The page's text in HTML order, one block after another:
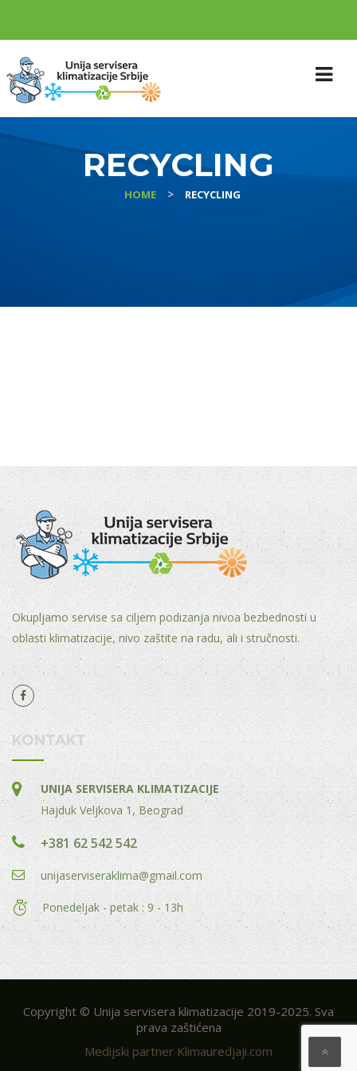
RECYCLING
HOME > RECYCLING
Okupljamo servise sa ciljem podizanja nivoa bezbednosti u
oblasti klimatizacije, nivo zaštite na radu, ali i stručnosti.
KONTAKT
UNIJA SERVISERA KLIMATIZACIJE
Hajduk Veljkova 1, Beograd
+381 62 542 542
unijaserviseraklima@gmail.com
Ponedeljak - petak : 9 - 13h
Copyright © Unija servisera klimatizacije 2019-2025. Sva
prava zaštićena
Medijski partner Klimauredjaji.com